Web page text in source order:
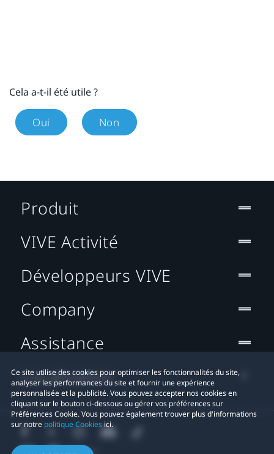
Cela a-t-il été utile ?
Oui Non
Ce site utilise des cookies pour optimiser les fonctionnalités du site,
analyser les performances du site et fournir une expérience
personnalisée et la publicité. Vous pouvez accepter nos cookies en
cliquant sur le bouton ci-dessous ou gérer vos préférences sur
Préférences Cookie. Vous pouvez également trouver plus d'informations
sur notre politique Cookiesici.
Produit
VIVE Activité
Développeurs VIVE
Company
Assistance
Localisation